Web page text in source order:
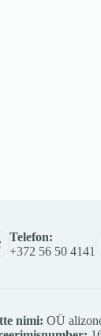
Telefon:
+372 56 50 4141
nimi: OÜ